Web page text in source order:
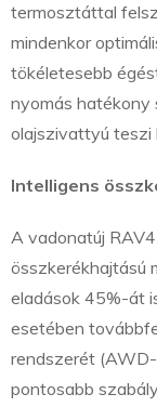
termosztáttal
mindenkor
tökéletesebb
nyomás hatékony
olajszivattyú teszi
Intelligens
A vadonatúj
összkerékhajtású
eladások 45%-át
esetében
rendszerét
pontosabb